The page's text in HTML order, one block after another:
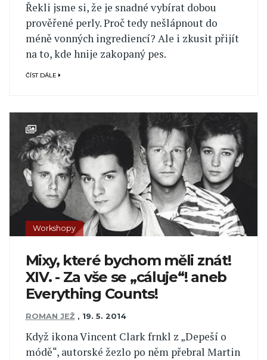
Řekli jsme si, že je snadné vybírat dobou
prověřené perly. Proč tedy nešlápnout do
méně vonných ingrediencí? Ale i zkusit přijít
na to, kde hnije zakopaný pes.
ČÍST DÁLE
Workshopy
Mixy, které bychom měli znát!
XIV. - Za vše se „cáluje“! aneb
Everything Counts!
ROMAN JEŽ , 19. 5. 2014
Když ikona Vincent Clark frnkl z „Depeší o
módě“, autorské žezlo po něm přebral Martin